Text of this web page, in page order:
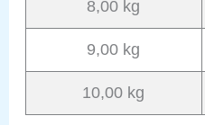
8,00 kg
9,00 kg
10,00 kg